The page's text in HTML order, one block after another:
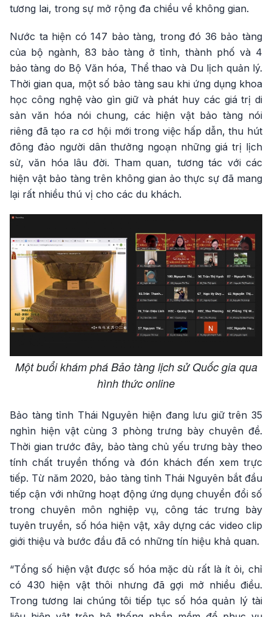
tương lai, trong sự mở rộng đa chiều về không gian.
Nước ta hiện có 147 bảo tàng, trong đó 36 bảo tàng
của bộ ngành, 83 bảo tàng ở tỉnh, thành phố và 4
bảo tàng do Bộ Văn hóa, Thể thao và Du lịch quản lý.
Thời gian qua, một số bảo tàng sau khi ứng dụng khoa
học công nghệ vào gìn giữ và phát huy các giá trị di
sản văn hóa nói chung, các hiện vật bảo tàng nói
riêng đã tạo ra cơ hội mới trong việc hấp dẫn, thu hút
đông đảo người dân thưởng ngoạn những giá trị lịch
sử, văn hóa lâu đời. Tham quan, tương tác với các
hiện vật bảo tàng trên không gian ảo thực sự đã mang
lại rất nhiều thú vị cho các du khách.
Một buổi khám phá Bảo tàng lịch sử Quốc gia qua
hình thức online
Bảo tàng tỉnh Thái Nguyên hiện đang lưu giữ trên 35
nghìn hiện vật cùng 3 phòng trưng bày chuyên đề.
Thời gian trước đây, bảo tàng chủ yếu trưng bày theo
tính chất truyền thống và đón khách đến xem trực
tiếp. Từ năm 2020, bảo tàng tỉnh Thái Nguyên bắt đầu
tiếp cận với những hoạt động ứng dụng chuyển đổi số
trong chuyên môn nghiệp vụ, công tác trưng bày
tuyên truyền, số hóa hiện vật, xây dựng các video clip
giới thiệu và bước đầu đã có những tín hiệu khả quan.
“Tổng số hiện vật được số hóa mặc dù rất là ít ỏi, chỉ
có 430 hiện vật thôi nhưng đã gợi mở nhiều điều.
Trong tương lai chúng tôi tiếp tục số hóa quản lý tài